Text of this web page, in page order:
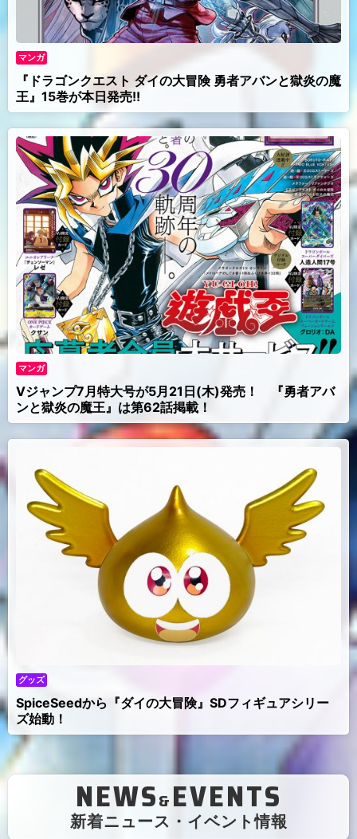
マンガ
『ドラゴンクエスト ダイの大冒険 勇者アバンと獄炎の魔
王』15巻が本日発売!!
マンガ
Vジャンプ7月特大号が5月21日(木)発売！ 『勇者アバ
ンと獄炎の魔王』は第62話掲載！
グッズ
SpiceSeedから『ダイの大冒険』SDフィギュアシリー
ズ始動！
NEWS&EVENTS
新着ニュース・イベント情報